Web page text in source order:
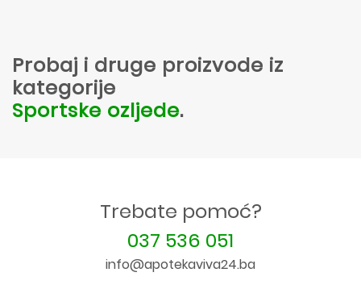
Probaj i druge proizvode iz
kategorije
Sportske ozljede.
Trebate pomoć?
037 536 051
info@apotekaviva24.ba